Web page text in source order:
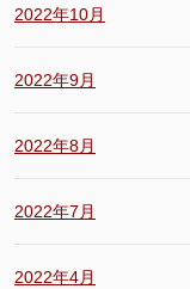
2022年10月
2022年9月
2022年8月
2022年7月
2022年4月